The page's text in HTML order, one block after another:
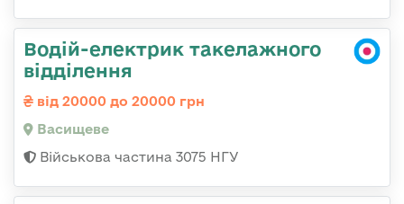
Водій-електрик такелажного
відділення
від 20000 до 20000 грн
Васищеве
Військова частина 3075 НГУ